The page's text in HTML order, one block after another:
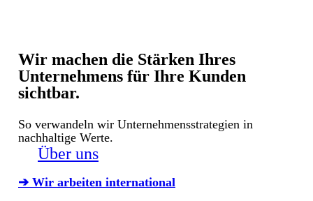
Wir machen die Stärken Ihres
Unternehmens für Ihre Kunden
sichtbar.
So verwandeln wir Unternehmensstrategien in
nachhaltige Werte.
Über uns
➔ Wir arbeiten international